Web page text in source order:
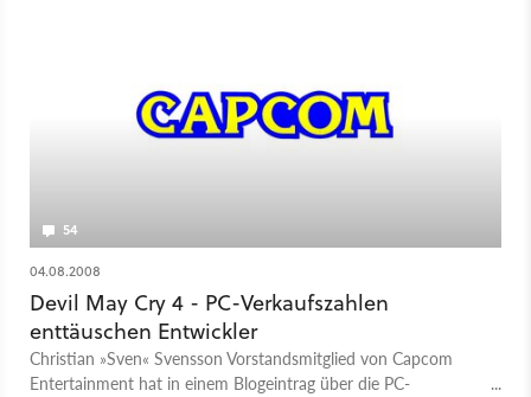
54
04.08.2008
Devil May Cry 4 - PC-Verkaufszahlen
enttäuschen Entwickler
Christian »Sven« Svensson Vorstandsmitglied von Capcom
Entertainment hat in einem Blogeintrag über die PC-